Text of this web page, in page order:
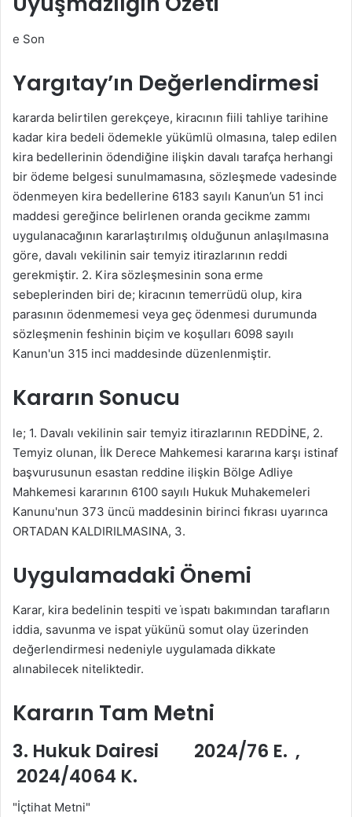
m
e Son
Yargıtay’ın Değerlendirmesi
kararda belirtilen gerekçeye, kiracının fiili tahliye tarihine
kadar kira bedeli ödemekle yükümlü olmasına, talep edilen
kira bedellerinin ödendiğine ilişkin davalı tarafça herhangi
bir ödeme belgesi sunulmamasına, sözleşmede vadesinde
ödenmeyen kira bedellerine 6183 sayılı Kanun’un 51 inci
maddesi gereğince belirlenen oranda gecikme zammı
uygulanacağının kararlaştırılmış olduğunun anlaşılmasına
göre, davalı vekilinin sair temyiz itirazlarının reddi
gerekmiştir. 2. Kira sözleşmesinin sona erme
sebeplerinden biri de; kiracının temerrüdü olup, kira
parasının ödenmemesi veya geç ödenmesi durumunda
sözleşmenin feshinin biçim ve koşulları 6098 sayılı
Kanun'un 315 inci maddesinde düzenlenmiştir.
Kararın Sonucu
le; 1. Davalı vekilinin sair temyiz itirazlarının REDDİNE, 2.
Temyiz olunan, İlk Derece Mahkemesi kararına karşı istinaf
başvurusunun esastan reddine ilişkin Bölge Adliye
Mahkemesi kararının 6100 sayılı Hukuk Muhakemeleri
Kanunu'nun 373 üncü maddesinin birinci fıkrası uyarınca
ORTADAN KALDIRILMASINA, 3.
Uygulamadaki Önemi
Karar, kira bedelinin tespiti ve i̇spatı bakımından tarafların
iddia, savunma ve ispat yükünü somut olay üzerinden
değerlendirmesi nedeniyle uygulamada dikkate
alınabilecek niteliktedir.
Kararın Tam Metni
3. Hukuk Dairesi 2024/76 E. ,
2024/4064 K.
"İçtihat Metni"